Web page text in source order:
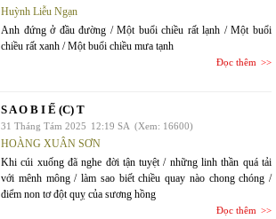
Huỳnh Liễu Ngạn
Anh đứng ở đầu đường / Một buổi chiều rất lạnh / Một buổi
chiều rất xanh / Một buổi chiều mưa tạnh
Đọc thêm
S A O B I Ế (C) T
31 Tháng Tám 2025 12:19 SA (Xem: 16600)
HOÀNG XUÂN SƠN
Khi cúi xuống đã nghe đời tận tuyệt / những linh thần quá tải
với mênh mông / làm sao biết chiều quay nào chong chóng /
điểm non tơ đột quỵ của sương hồng
Đọc thêm